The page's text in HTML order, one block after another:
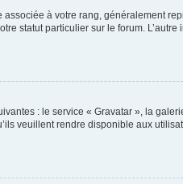
à votre rang, généralement
statut particulier sur le forum. L’autre
: le service « Gravatar », la
veuillent rendre disponible aux